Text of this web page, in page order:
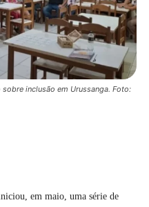
inclusão em Urussanga. Foto:
em maio, uma série de